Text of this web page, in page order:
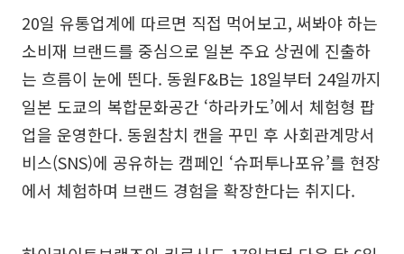
20일 유통업계에 따르면 직접 먹어보고, 써봐야 하는
소비재 브랜드를 중심으로 일본 주요 상권에 진출하
는 흐름이 눈에 띈다. 동원F&B는 18일부터 24일까지
일본 도쿄의 복합문화공간 ‘하라카도’에서 체험형 팝
업을 운영한다. 동원참치 캔을 꾸민 후 사회관계망서
비스(SNS)에 공유하는 캠페인 ‘슈퍼투나포유’를 현장
에서 체험하며 브랜드 경험을 확장한다는 취지다.